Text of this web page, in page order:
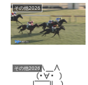
その他2026
その他2026